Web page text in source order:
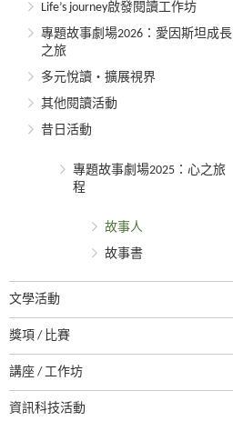
Life’s journey啟發閱讀工作坊
專題故事劇場2026：愛因斯坦成長
之旅
多元悅讀‧擴展視界
其他閱讀活動
昔日活動
專題故事劇場2025：心之旅
程
故事人
故事書
文學活動
獎項 / 比賽
講座 / 工作坊
資訊科技活動